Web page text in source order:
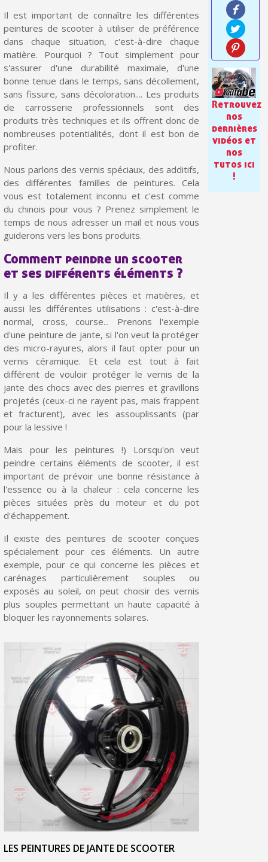
Livraison sous 24 h en France Métropolitaine
Livraison offerte en France métropolitaine pour 250€ d'achats
Paiement en 4x sans frais dès 30€ d'achats
Votre devis en ligne en moins d'1 minute
Partagez vos créations et obtenez des bons d'achat
Gagnez des points de fidélité à chaque commande
Livraison sous 24 h en France Métropolitaine
Retour produits sous 14 jours
Réduction de 5€ sur la première commande
10€ de bon d'achat pour chaque parrainage
Inscription à la newsletter : 5€ de réduction
Inscription à la newsletter : 5€ de réduction
Livraison offerte en France métropolitaine pour 250€ d'achats
Paiement en 4x sans frais dès 30€ d'achats
Votre devis en ligne en moins d'1 minute
Partagez vos créations et obtenez des bons d'achat
Gagnez des points de fidélité à chaque commande
Livraison sous 24 h en France Métropolitaine
Retour produits sous 14 jours
Réduction de 5€ sur la première commande
10€ de bon d'achat pour chaque parrainage
Inscription à la newsletter : 5€ de réduction
Livraison sous 24 h en France Métropolitaine
Livraison offerte en France métropolitaine pour 250€ d'achats
Paiement en 4x sans frais dès 30€ d'achats
Votre devis en ligne en moins d'1 minute
Il est important de connaître les différentes
peintures de scooter à utiliser de préférence
dans chaque situation, c'est-à-dire chaque
matière. Pourquoi ? Tout simplement pour
s'assurer d'une durabilité maximale, d'une
bonne tenue dans le temps, sans décollement,
sans fissure, sans décoloration.... Les produits
de carrosserie professionnels sont des
produits très techniques et ils offrent donc de
nombreuses potentialités, dont il est bon de
profiter.
Nous parlons des vernis spéciaux, des additifs,
des différentes familles de peintures. Cela
vous est totalement inconnu et c'est comme
du chinois pour vous ? Prenez simplement le
temps de nous adresser un mail et nous vous
guiderons vers les bons produits.
Comment peindre un scooter
et ses différents éléments ?
Il y a les différentes pièces et matières, et
aussi les différentes utilisations : c'est-à-dire
normal, cross, course... Prenons l'exemple
d'une peinture de jante, si l'on veut la protéger
des micro-rayures, alors il faut opter pour un
vernis céramique. Et cela est tout à fait
différent de vouloir protéger le vernis de la
jante des chocs avec des pierres et gravillons
projetés (ceux-ci ne rayent pas, mais frappent
et fracturent), avec les assouplissants (par
pour la lessive !
Mais pour les peintures !) Lorsqu'on veut
peindre certains éléments de scooter, il est
important de prévoir une bonne résistance à
l'essence ou à la chaleur : cela concerne les
pièces situées près du moteur et du pot
d'échappement.
Il existe des peintures de scooter conçues
spécialement pour ces éléments. Un autre
exemple, pour ce qui concerne les pièces et
carénages particulièrement souples ou
exposés au soleil, on peut choisir des vernis
plus souples permettant un haute capacité à
bloquer les rayonnements solaires.
LES PEINTURES DE JANTE DE SCOOTER
Retrouvez
nos
dernières
vidéos et
nos
tutos ici
!